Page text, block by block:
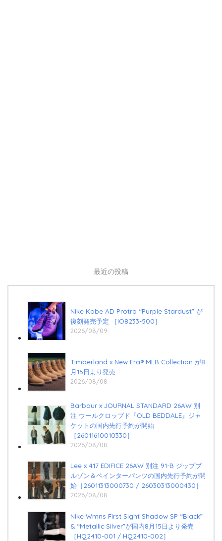
最近の投稿
Nike Kobe AD Protro “Purple Stardust” が
復刻発売予定 ［IO8233-500］
2026/08/09
Timberland x New Era®︎ MLB Collection が8
月15日より発売
2026/08/08
Barbour x JOURNAL STANDARD 26AW 別
注 ウールクロップド『OLD BEDDALE』ジャ
ケットの国内先行予約が開始
［26011610010330］
2026/08/08
Lee x 417 EDIFICE 26AW 別注 91-B ジップブ
ルゾン＆ペインターパンツの国内先行予約が開
始［26011313000730 / 26030313000430］
2026/08/08
Nike Wmns First Sight Shadow SP “Black”
& “Metallic Silver”が国内8月15日より発売
［HQ2410-001 / HQ2410-002］